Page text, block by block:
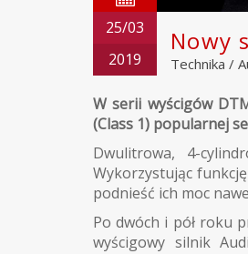
25/03
2019
Nowy
Technika /
W serii wyścigów
(Class 1) popularnej
Dwulitrowa, 4-
Wykorzystując
podnieść ich moc
Po dwóch i pół roku
wyścigowy silnik